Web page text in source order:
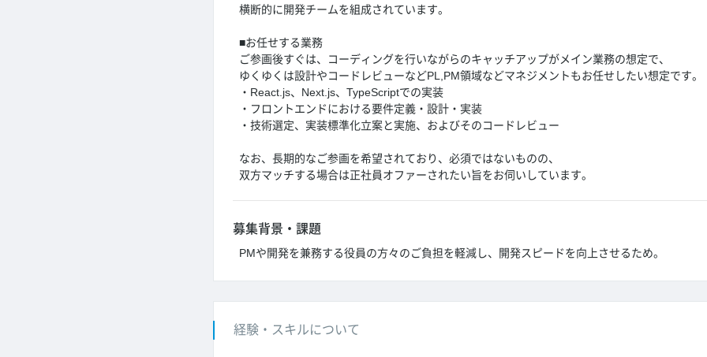
横断的に開発チームを組成されています。
■お任せする業務
ご参画後すぐは、コーディングを行いながらのキャッチアップがメイン業務の想定で、
ゆくゆくは設計やコードレビューなどPL,PM領域などマネジメントもお任せしたい想定です。
・React.js、Next.js、TypeScriptでの実装
・フロントエンドにおける要件定義・設計・実装
・技術選定、実装標準化立案と実施、およびそのコードレビュー
なお、長期的なご参画を希望されており、必須ではないものの、
双方マッチする場合は正社員オファーされたい旨をお伺いしています。
募集背景・課題
PMや開発を兼務する役員の方々のご負担を軽減し、開発スピードを向上させるため。
経験・スキルについて